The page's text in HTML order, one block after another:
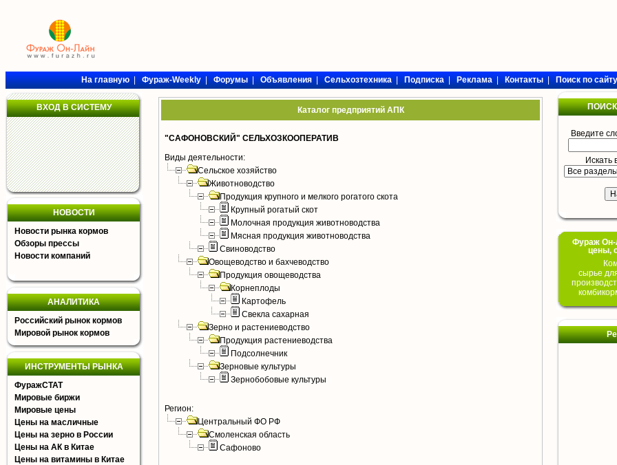
На главную|Фураж-Weekly|Форумы|Объявления|Сельхозтехника|Подписка|Реклама|Контакты|Поиск по сайту
ВХОД В СИСТЕМУ
НОВОСТИ
Новости рынка кормов
Обзоры прессы
Новости компаний
АНАЛИТИКА
Российский рынок кормов
Мировой рынок кормов
ИНСТРУМЕНТЫ РЫНКА
ФуражСТАТ
Мировые биржи
Мировые цены
Цены на масличные
Цены на зерно в России
Цены на АК в Китае
Цены на витамины в Китае
Каталог предприятий АПК
"САФОНОВСКИЙ" СЕЛЬХОЗКООПЕРАТИВ
Виды деятельности:
Сельское хозяйство
Животноводство
Продукция крупного и мелкого рогатого скота
Крупный рогатый скот
Молочная продукция животноводства
Мясная продукция животноводства
Свиноводство
Овощеводство и бахчеводство
Продукция овощеводства
Корнеплоды
Картофель
Свекла сахарная
Зерно и растениеводство
Продукция растениеводства
Подсолнечник
Зерновые культуры
Зернобобовые культуры
Регион:
Центральный ФО РФ
Смоленская область
Сафоново
Введите
Искать
Фураж Он-
цены,
сырье